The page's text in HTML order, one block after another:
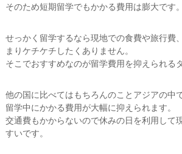
そのため短期留学でもかかる費用は膨大です。
せっかく留学するなら現地での食費や旅行費
まりケチケチしたくありません。
そこでおすすめなのが留学費用を抑えられる
他の国に比べてはもちろんのことアジアの中
留学中にかかる費用が大幅に抑えられます。
交通費もかからないので休みの日を利用して
すいです。